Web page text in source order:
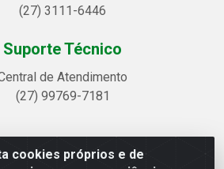
cookies próprios e de
(27) 3111-6446
Suporte Técnico
de Atendimento
(27) 99769-7181
LTDA - Avenida Alegre, 2521 -